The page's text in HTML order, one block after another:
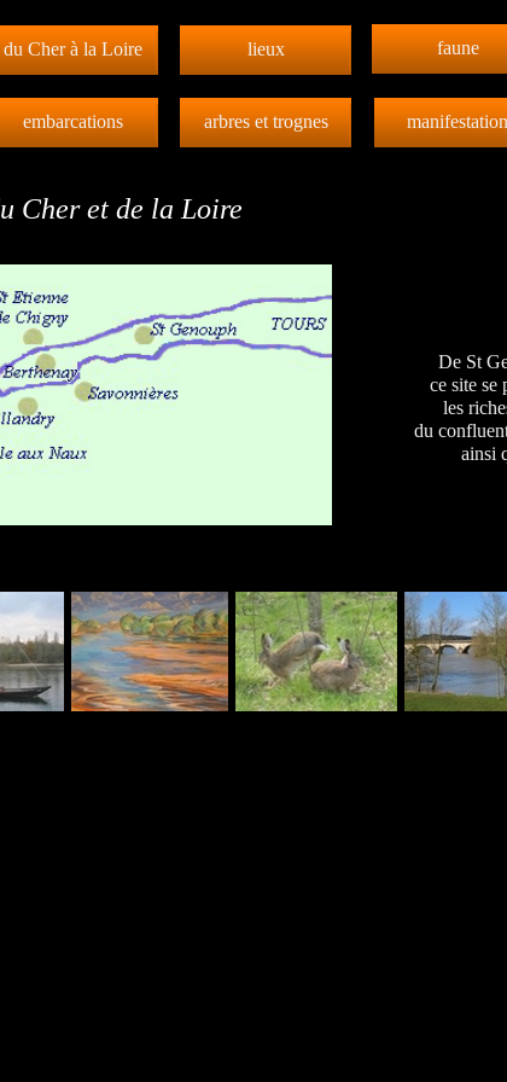
faune
du Cher à la Loire lieux
embarcations arbres et trognes
Cher et de la Loire
De St
ce site se
les
du
ainsi